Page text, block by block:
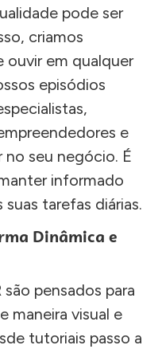
pode ser
criamos
ouvir em qualquer
episódios
e
no seu negócio. É
informado
tarefas diárias.
Dinâmica e
pensados para
maneira visual e
tutoriais passo a